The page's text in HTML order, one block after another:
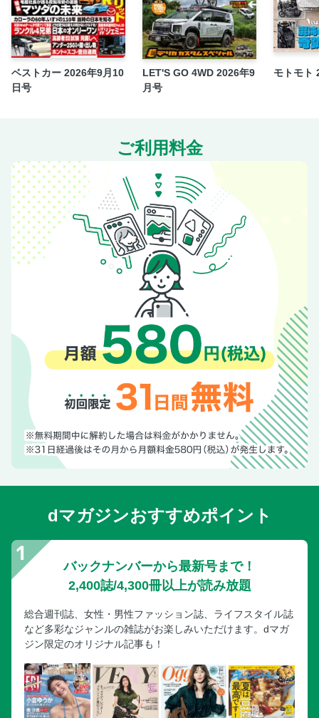
GR86/BRZ CUP DTECレースレポート
新製品紹介
イベントレポート
オーナー紹介
ベストカー 2026年9月10
日号
LET'S GO 4WD 2026年9
月号
モトモト
ご利用料金
dマガジンおすすめポイント
バックナンバーから最新号まで！
2,400誌/4,300冊以上が読み放題
総合週刊誌、女性・男性ファッション誌、ライフスタイル誌
など多彩なジャンルの雑誌がお楽しみいただけます。dマガ
ジン限定のオリジナル記事も！